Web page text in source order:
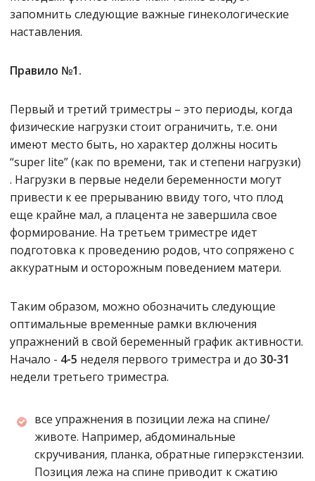
запомнить следующие важные гинекологические
наставления.
Правило №1.
Первый и третий триместры – это периоды, когда
физические нагрузки стоит ограничить, т.е. они
имеют место быть, но характер должны носить
“super lite”(как по времени, так и степени нагрузки)
. Нагрузки в первые недели беременности могут
привести к ее прерыванию ввиду того, что плод
еще крайне мал, а плацента не завершила свое
формирование. На третьем триместре идет
подготовка к проведению родов, что сопряжено с
аккуратным и осторожным поведением матери.
Таким образом, можно обозначить следующие
оптимальные временные рамки включения
упражнений в свой беременный график активности.
Начало - 4-5 неделя первого триместра и до 30-31
недели третьего триместра.
все упражнения в позиции лежа на спине/
животе. Например, абдоминальные
скручивания, планка, обратные гиперэкстензии.
Позиция лежа на спине приводит к сжатию